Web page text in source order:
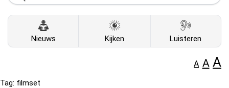
Nieuws Kijken Luisteren
A A A
Tag: filmset